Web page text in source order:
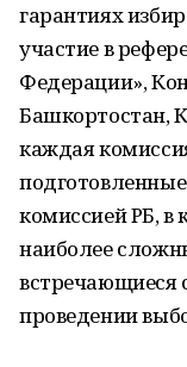
гарантиях
участие в
Федерации»,
Башкортостан,
каждая
комиссией РБ, в
наиболее
встречающиеся
проведении